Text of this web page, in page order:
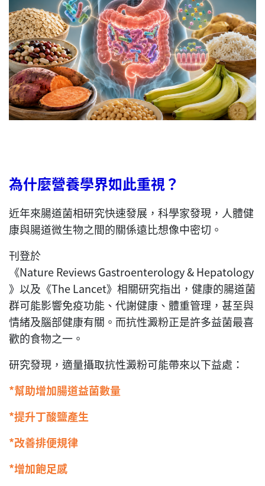
為什麼營養學界如此重視？
近年來腸道菌相研究快速發展，科學家發現，人體健
康與腸道微生物之間的關係遠比想像中密切。
刊登於
《Nature Reviews Gastroenterology & Hepatology
》以及《The Lancet》相關研究指出，健康的腸道菌
群可能影響免疫功能、代謝健康、體重管理，甚至與
情緒及腦部健康有關。而抗性澱粉正是許多益菌最喜
歡的食物之一。
研究發現，適量攝取抗性澱粉可能帶來以下益處：
*幫助增加腸道益菌數量
*提升丁酸鹽產生
*改善排便規律
*增加飽足感